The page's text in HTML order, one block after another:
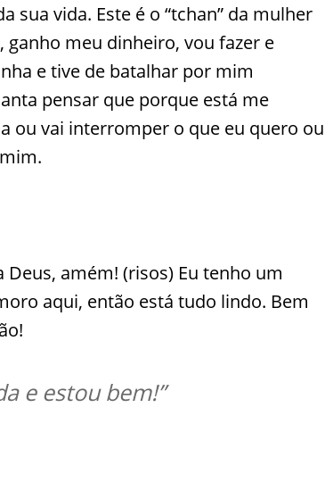
sua vida. Este é o “tchan” da mulher
ganho meu dinheiro, vou fazer e
e tive de batalhar por mim
pensar que porque está me
ou vai interromper o que eu quero ou
Deus, amém! (risos) Eu tenho um
aqui, então está tudo lindo. Bem
e estou bem!”